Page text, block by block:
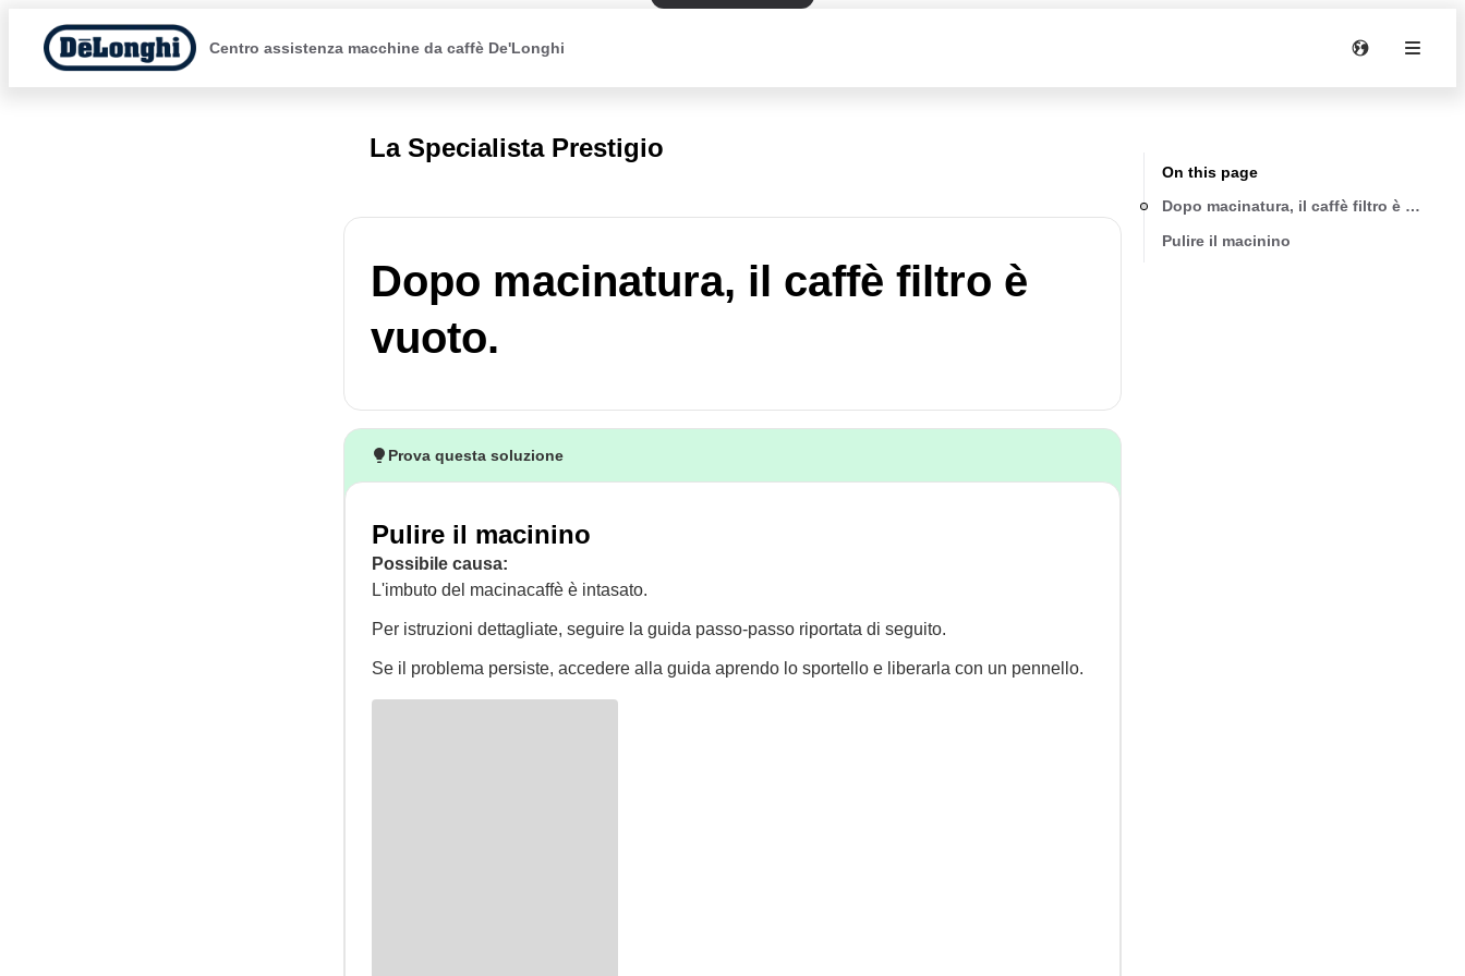
Centro assistenza macchine da caffè De'Longhi
La Specialista Prestigio
Dopo macinatura, il caffè filtro è
vuoto.
Prova questa soluzione
Pulire il macinino
Possibile causa:
L'imbuto del macinacaffè è intasato.
Per istruzioni dettagliate, seguire la guida passo-passo riportata di seguito.
Se il problema persiste, accedere alla guida aprendo lo sportello e liberarla con un pennello.
On this page
Dopo macinatura, il caffè filtro è vuoto.
Pulire il macinino